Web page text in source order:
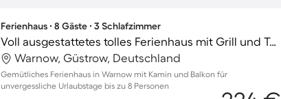
Ferienhaus ∙ 8 Gäste ∙ 3 Schlafzimmer
Voll ausgestattetes tolles Ferienhaus mit Grill und Terrasse | Haustiere erlaubt
Warnow, Güstrow, Deutschland
Gemütliches Ferienhaus in Warnow mit Kamin und Balkon für
unvergessliche Urlaubstage bis zu 8 Personen